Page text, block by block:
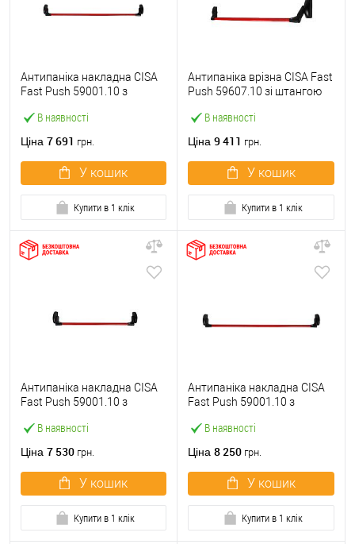
В наявності
Антипаніка накладна CISA
Fast Push 59001.10 з
мм червона
Ціна 7 691 грн.
У кошик
Купити в 1 клік
В наявності
Антипаніка врізна CISA Fast
Push 59607.10 зі штангою
Ціна 9 411 грн.
У кошик
Купити в 1 клік
В наявності
Антипаніка накладна CISA
Fast Push 59001.10 з
червона
Ціна 7 530 грн.
У кошик
Купити в 1 клік
В наявності
Антипаніка накладна CISA
Fast Push 59001.10 з
мм червона
Ціна 8 250 грн.
У кошик
Купити в 1 клік